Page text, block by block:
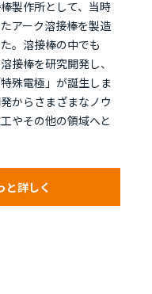
製作所として、当時
アーク溶接棒を製造
。溶接棒の中でも
接棒を研究開発し、
殊電極」が誕生しま
からさまざまなノウ
やその他の領域へと
と詳しく